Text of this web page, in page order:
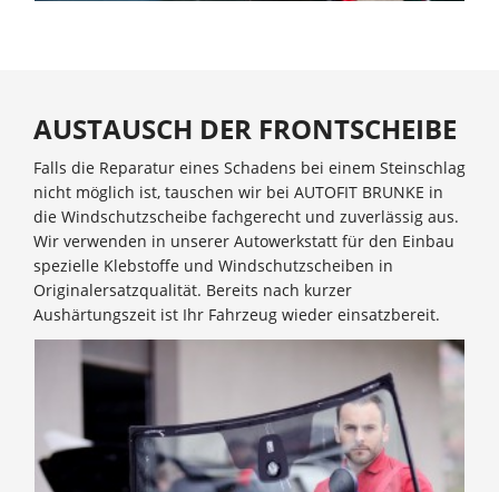
AUSTAUSCH DER FRONTSCHEIBE
Falls die Reparatur eines Schadens bei einem Steinschlag
nicht möglich ist, tauschen wir bei AUTOFIT BRUNKE in
die Windschutzscheibe fachgerecht und zuverlässig aus.
Wir verwenden in unserer Autowerkstatt für den Einbau
spezielle Klebstoffe und Windschutzscheiben in
Originalersatzqualität. Bereits nach kurzer
Aushärtungszeit ist Ihr Fahrzeug wieder einsatzbereit.